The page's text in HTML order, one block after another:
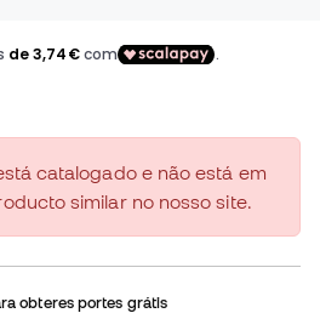
catalogado e não está em
similar no nosso site.
obteres portes grátis